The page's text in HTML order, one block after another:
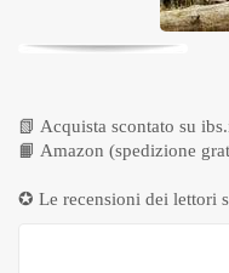
📗 Acquista scontato su
📙 Amazon (spedizione
✪ Le recensioni dei lettori